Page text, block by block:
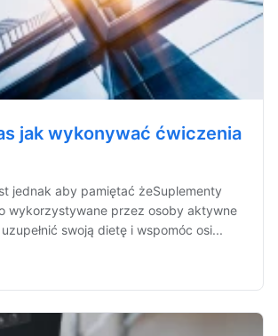
jak wykonywać ćwiczenia
jednak aby pamiętać żeSuplementy
wykorzystywane przez osoby aktywne
swoją dietę i wspomóc osi...